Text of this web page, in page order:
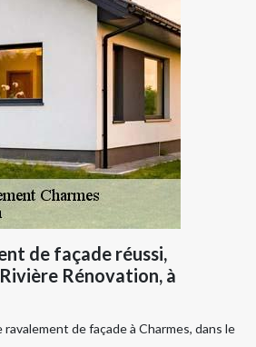
de façade réussi,
Rénovation, à
de façade à Charmes, dans le